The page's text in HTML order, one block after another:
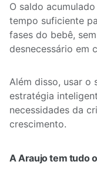
O saldo
tempo suficiente
fases do bebê,
desnecessário em
Além disso, usar o
estratégia
necessidades da
crescimento.
A Araujo tem tudo